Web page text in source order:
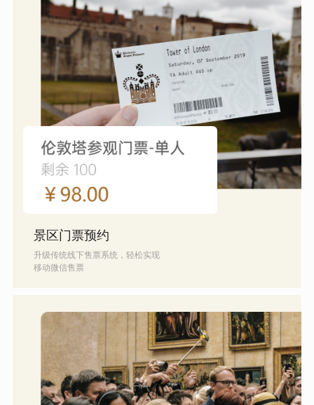
景区门票预约
升级传统线下售票系统，轻松实现
移动微信售票